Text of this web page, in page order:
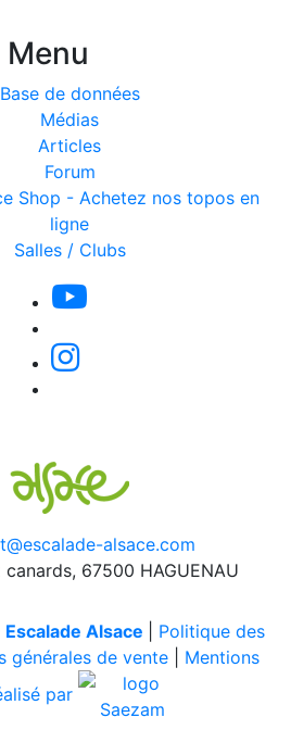
Menu
Base de données
Médias
Articles
Forum
Shop - Achetez nos topos en
ligne
Salles / Clubs
alsace.com
canards, 67500 HAGUENAU
Alsace
Politique des
générales de vente| Mentions
par